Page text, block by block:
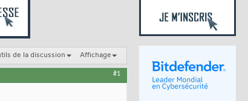
de la discussion Affichage
#1